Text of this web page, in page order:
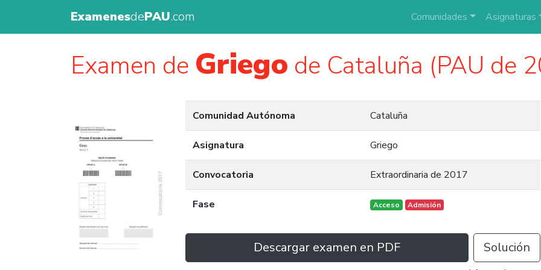
ExamenesdePAU.com Comunidades Asignaturas
Examen de Griego de Cataluña (PAU de
Comunidad Autónoma Cataluña
Asignatura Griego
Convocatoria Extraordinaria de 2017
Fase Acceso Admisión
Descargar examen en PDF Solución